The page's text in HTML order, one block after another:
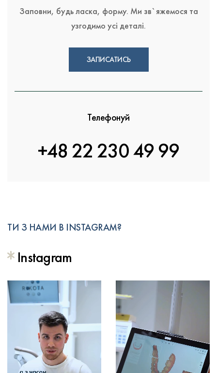
Заповни, будь ласка, форму. Ми зв`яжемося та
узгодимо усі деталі.
ЗАПИСАТИСЬ
Телефонуй
+48 22 230 49 99
ТИ З НАМИ В INSTAGRAM?
Instagram
17.07.2026
13.07.2026